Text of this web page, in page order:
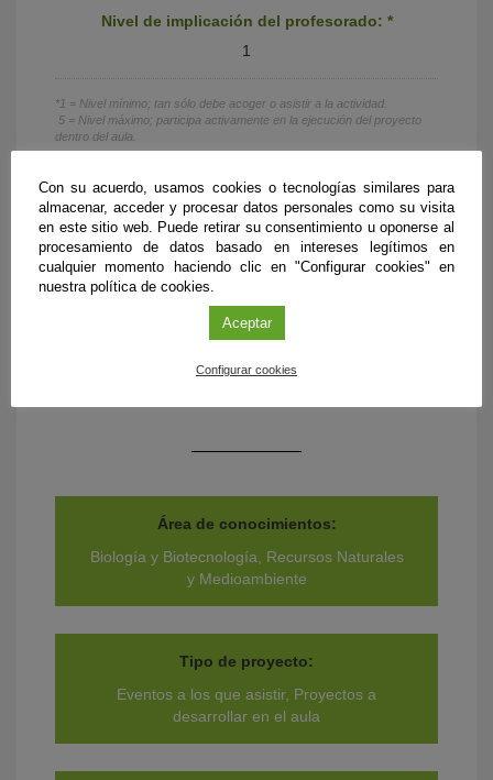
Nivel de implicación del profesorado: *
1
*1 = Nivel mínimo; tan sólo debe acoger o asistir a la actividad.
5 = Nivel máximo; participa activamente en la ejecución del proyecto
dentro del aula.
Presupuesto y financiación:
Financiado por la
y el
Instituto de Ciencias Marinas de Andalucía
Área de conocimientos:
Biología y Biotecnología, Recursos Naturales
y Medioambiente
Tipo de proyecto:
Eventos a los que asistir, Proyectos a
desarrollar en el aula
Con su acuerdo, usamos cookies o tecnologías similares para
almacenar, acceder y procesar datos personales como su visita
en este sitio web. Puede retirar su consentimiento u oponerse al
procesamiento de datos basado en intereses legítimos en
cualquier momento haciendo clic en "Configurar cookies" en
nuestra política de cookies.
Aceptar
Configurar cookies